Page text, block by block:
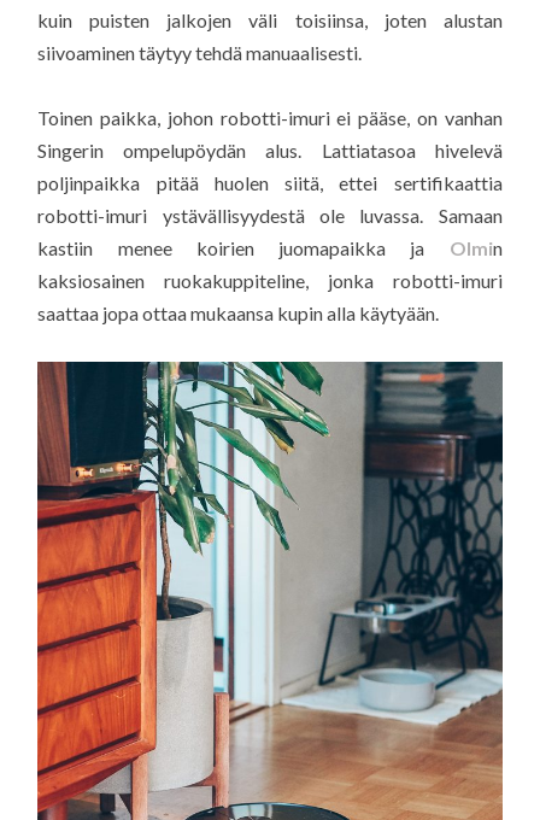
kuin puisten jalkojen väli toisiinsa, joten alustan
siivoaminen täytyy tehdä manuaalisesti.
Toinen paikka, johon robotti-imuri ei pääse, on vanhan
Singerin ompelupöydän alus. Lattiatasoa hivelevä
poljinpaikka pitää huolen siitä, ettei sertifikaattia
robotti-imuri ystävällisyydestä ole luvassa. Samaan
kastiin menee koirien juomapaikka ja Olmin
kaksiosainen ruokakuppiteline, jonka robotti-imuri
saattaa jopa ottaa mukaansa kupin alla käytyään.